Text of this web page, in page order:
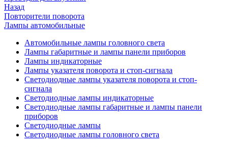
Назад
Повторители поворота
Лампы автомобильные
Автомобильные лампы головного света
Лампы габаритные и лампы панели приборов
Лампы индикаторные
Лампы указателя поворота и стоп-сигнала
Светодиодные лампы указателя поворота и стоп-
сигнала
Светодиодные лампы индикаторные
Светодиодные лампы габаритные и лампы панели
приборов
Светодиодные лампы
Светодиодные лампы головного света